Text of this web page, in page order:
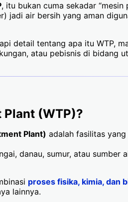
, itu bukan cuma sekadar
jadi air bersih yang aman
detail tentang apa itu WTP,
atau pebisnis di bidang
Plant (WTP)?
Plant) adalah fasilitas
danau, sumur, atau sumber
proses fisika, kimia, dan
lainnya.